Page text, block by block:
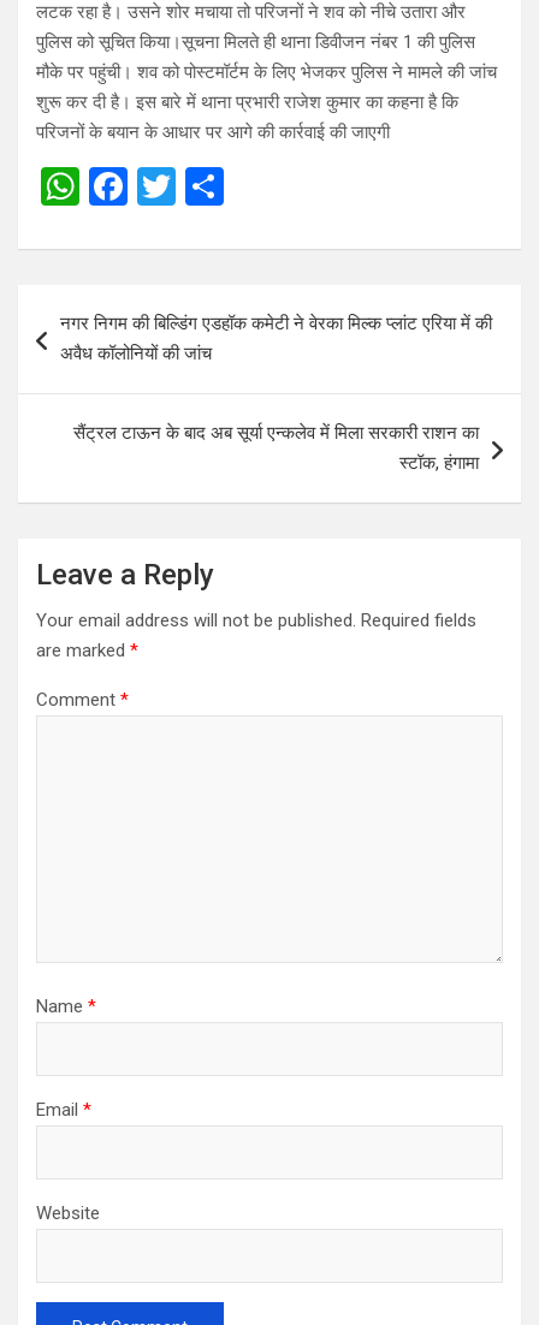
लटक रहा है। उसने शोर मचाया तो परिजनों ने शव को नीचे उतारा और
पुलिस को सूचित किया।सूचना मिलते ही थाना डिवीजन नंबर 1 की पुलिस
मौके पर पहुंची। शव को पोस्टमॉर्टम के लिए भेजकर पुलिस ने मामले की जांच
शुरू कर दी है। इस बारे में थाना प्रभारी राजेश कुमार का कहना है कि
परिजनों के बयान के आधार पर आगे की कार्रवाई की जाएगी
W
at
s
A
p
F
ce
b
o
k
T
tt
er
ar
e
navigation
नगर निगम की बिल्डिंग एडहॉक कमेटी ने वेरका मिल्क प्लांट एरिया में की
अवैध कॉलोनियों की जांच
सैंट्रल टाऊन के बाद अब सूर्या एन्कलेव में मिला सरकारी राशन का
स्टॉक, हंगामा
Leave a Reply
Your email address will not be published. Required fields
are marked *
Comment *
Name *
Email *
Website